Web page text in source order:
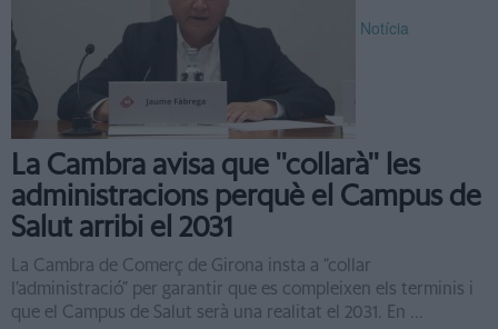
Notícia
La Cambra avisa que ''collarà'' les
administracions perquè el Campus de
Salut arribi el 2031
La Cambra de Comerç de Girona insta a “collar
l’administració” per garantir que es compleixen els terminis i
que el Campus de Salut serà una realitat el 2031. En ...